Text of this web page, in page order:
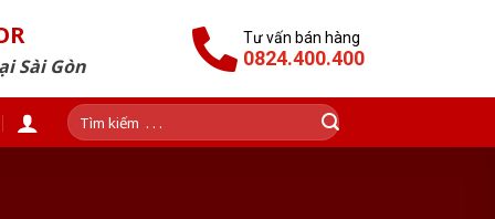
Sài Gòn
Tư vấn bán hàng
0824.400.400
Tìm
kiếm: